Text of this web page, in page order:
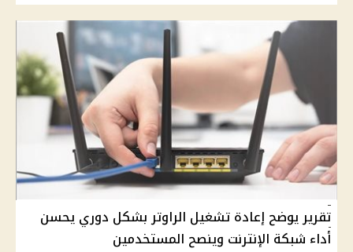
تقرير يوضح إعادة تشغيل الراوتر بشكل دوري يحسن
أداء شبكة الإنترنت وينصح المستخدمين